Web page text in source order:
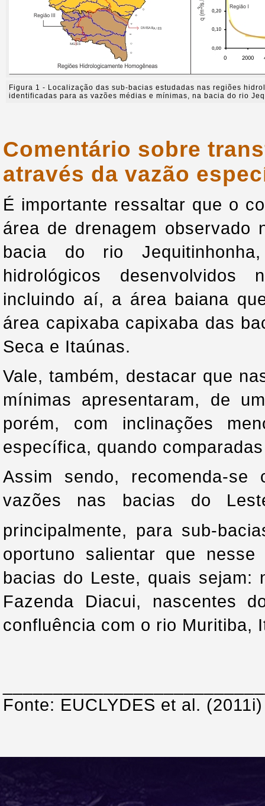
Figura 1 - Localização das sub-bacias estudadas nas regiões
identificadas para as vazões médias e mínimas, na bacia do rio
Comentário sobre
através da vazão
É importante ressaltar que o
área de drenagem observado
bacia do rio
hidrológicos desenvolvidos
incluindo aí, a área baiana
área capixaba capixaba das
Seca e Itaúnas.
Vale, também, destacar que
mínimas apresentaram, de
porém, com inclinações
específica, quando
Assim sendo, recomenda-
vazões nas bacias do
principalmente, para sub-
oportuno salientar que
bacias do Leste, quais sejam:
Fazenda Diacui, nascentes
confluência com o rio Muritiba,
Fonte: EUCLYDES et al. (2011i)